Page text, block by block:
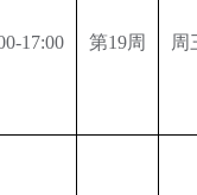
17:00 第19周 周